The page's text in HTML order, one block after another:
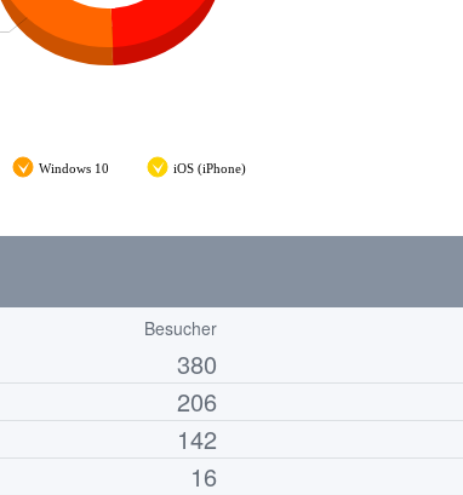
Windows 10 iOS (iPhone)
Besucher
380
206
142
16